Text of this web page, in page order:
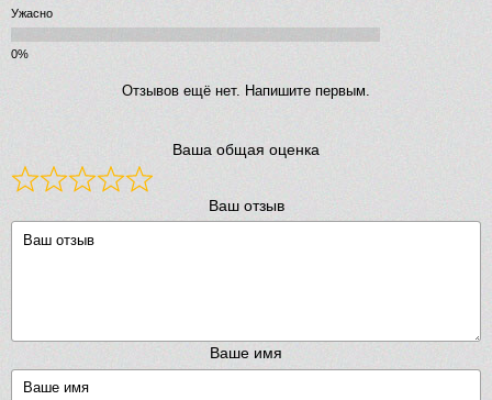
Ужасно
Отзывов ещё нет. Напишите первым.
Ваша общая оценка
Ваш отзыв
Ваше имя